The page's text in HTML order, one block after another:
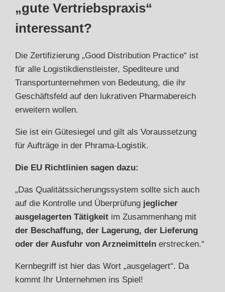
„gute Vertriebspraxis“
interessant?
Die Zertifizierung „Good Distribution Practice“ ist
für alle Logistikdienstleister, Spediteure und
Transportunternehmen von Bedeutung, die ihr
Geschäftsfeld auf den lukrativen Pharmabereich
erweitern wollen.
Sie ist ein Gütesiegel und gilt als Voraussetzung
für Aufträge in der Phrama-Logistik.
Die EU Richtlinien sagen dazu:
„Das Qualitätssicherungssystem sollte sich auch
auf die Kontrolle und Überprüfung jeglicher
ausgelagerten Tätigkeit im Zusammenhang mit
der Beschaffung, der Lagerung, der Lieferung
oder der Ausfuhr von Arzneimitteln erstrecken.“
Kernbegriff ist hier das Wort „ausgelagert“. Da
kommt Ihr Unternehmen ins Spiel!